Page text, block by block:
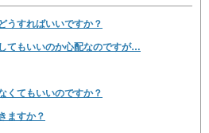
うすればいいですか？
てもいいのか心配なのですが…
くてもいいのですか？
ますか？